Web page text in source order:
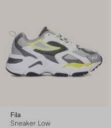
Fila
Sneaker Low